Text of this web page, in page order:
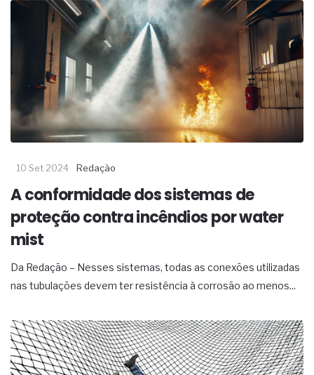
10 Set 2024 Redação
A conformidade dos sistemas de
proteção contra incêndios por water
mist
Da Redação – Nesses sistemas, todas as conexões utilizadas
nas tubulações devem ter resistência à corrosão ao menos...